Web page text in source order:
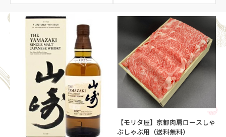
【モリタ屋】京都肉肩ロースしゃ
ぶしゃぶ用（送料無料）